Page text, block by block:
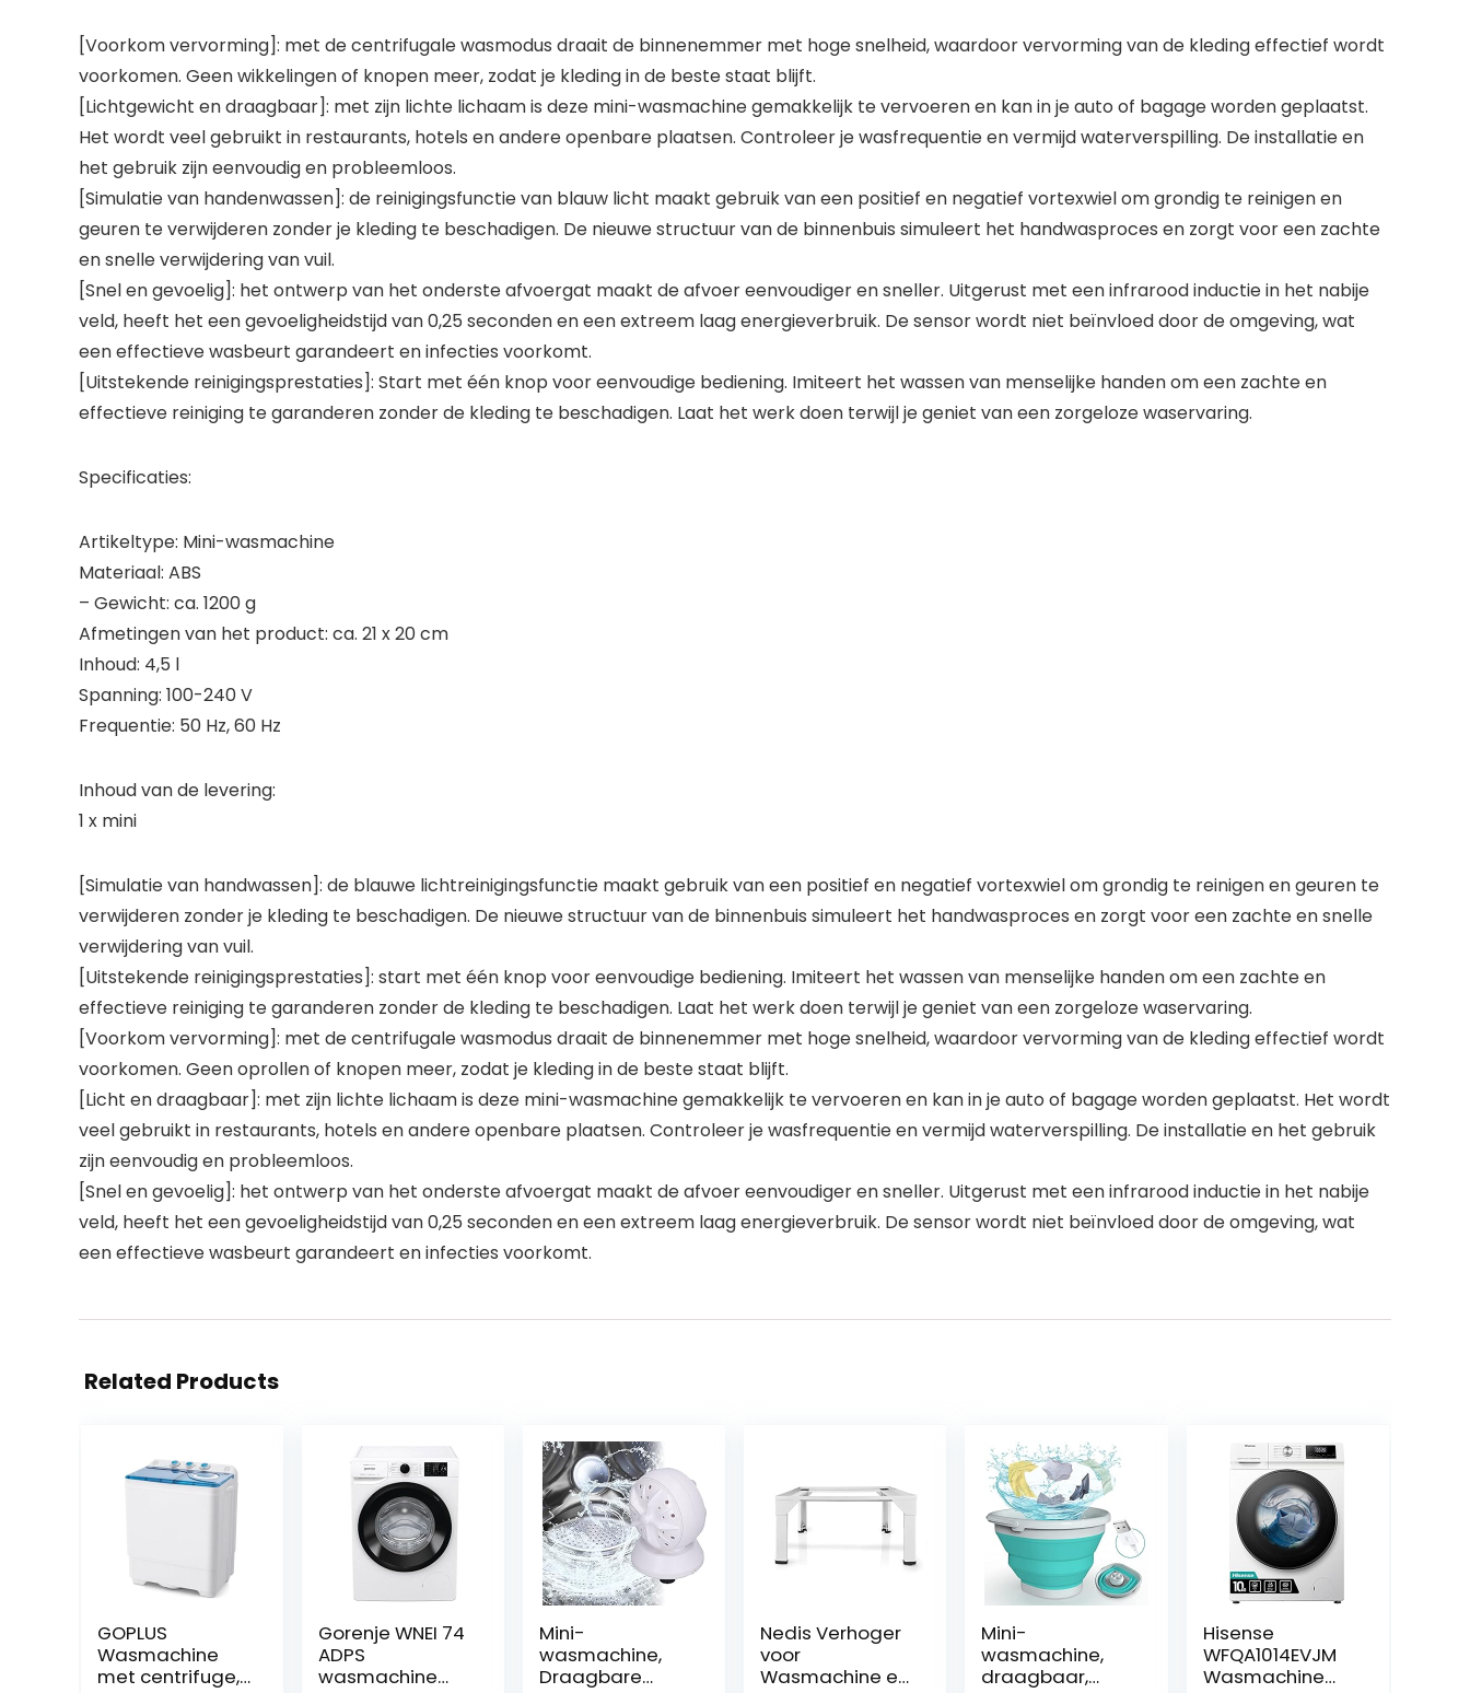
[Voorkom vervorming]: met de centrifugale wasmodus draait de binnenemmer met hoge snelheid, waardoor vervorming van de kleding effectief wordt
voorkomen. Geen wikkelingen of knopen meer, zodat je kleding in de beste staat blijft.
[Lichtgewicht en draagbaar]: met zijn lichte lichaam is deze mini-wasmachine gemakkelijk te vervoeren en kan in je auto of bagage worden geplaatst.
Het wordt veel gebruikt in restaurants, hotels en andere openbare plaatsen. Controleer je wasfrequentie en vermijd waterverspilling. De installatie en
het gebruik zijn eenvoudig en probleemloos.
[Simulatie van handenwassen]: de reinigingsfunctie van blauw licht maakt gebruik van een positief en negatief vortexwiel om grondig te reinigen en
geuren te verwijderen zonder je kleding te beschadigen. De nieuwe structuur van de binnenbuis simuleert het handwasproces en zorgt voor een zachte
en snelle verwijdering van vuil.
[Snel en gevoelig]: het ontwerp van het onderste afvoergat maakt de afvoer eenvoudiger en sneller. Uitgerust met een infrarood inductie in het nabije
veld, heeft het een gevoeligheidstijd van 0,25 seconden en een extreem laag energieverbruik. De sensor wordt niet beïnvloed door de omgeving, wat
een effectieve wasbeurt garandeert en infecties voorkomt.
[Uitstekende reinigingsprestaties]: Start met één knop voor eenvoudige bediening. Imiteert het wassen van menselijke handen om een zachte en
effectieve reiniging te garanderen zonder de kleding te beschadigen. Laat het werk doen terwijl je geniet van een zorgeloze waservaring.
Specificaties:
Artikeltype: Mini-wasmachine
Materiaal: ABS
– Gewicht: ca. 1200 g
Afmetingen van het product: ca. 21 x 20 cm
Inhoud: 4,5 l
Spanning: 100-240 V
Frequentie: 50 Hz, 60 Hz
Inhoud van de levering:
1 x mini
[Simulatie van handwassen]: de blauwe lichtreinigingsfunctie maakt gebruik van een positief en negatief vortexwiel om grondig te reinigen en geuren te
verwijderen zonder je kleding te beschadigen. De nieuwe structuur van de binnenbuis simuleert het handwasproces en zorgt voor een zachte en snelle
verwijdering van vuil.
[Uitstekende reinigingsprestaties]: start met één knop voor eenvoudige bediening. Imiteert het wassen van menselijke handen om een zachte en
effectieve reiniging te garanderen zonder de kleding te beschadigen. Laat het werk doen terwijl je geniet van een zorgeloze waservaring.
[Voorkom vervorming]: met de centrifugale wasmodus draait de binnenemmer met hoge snelheid, waardoor vervorming van de kleding effectief wordt
voorkomen. Geen oprollen of knopen meer, zodat je kleding in de beste staat blijft.
[Licht en draagbaar]: met zijn lichte lichaam is deze mini-wasmachine gemakkelijk te vervoeren en kan in je auto of bagage worden geplaatst. Het wordt
veel gebruikt in restaurants, hotels en andere openbare plaatsen. Controleer je wasfrequentie en vermijd waterverspilling. De installatie en het gebruik
zijn eenvoudig en probleemloos.
[Snel en gevoelig]: het ontwerp van het onderste afvoergat maakt de afvoer eenvoudiger en sneller. Uitgerust met een infrarood inductie in het nabije
veld, heeft het een gevoeligheidstijd van 0,25 seconden en een extreem laag energieverbruik. De sensor wordt niet beïnvloed door de omgeving, wat
een effectieve wasbeurt garandeert en infecties voorkomt.
Related Products
GOPLUS
Wasmachine
met centrifuge,
Gorenje WNEI 74
ADPS
wasmachine
Mini-
wasmachine,
Draagbare
Nedis Verhoger
voor
Wasmachine en
Mini-
wasmachine,
draagbaar,
Hisense
WFQA1014EVJM
Wasmachine